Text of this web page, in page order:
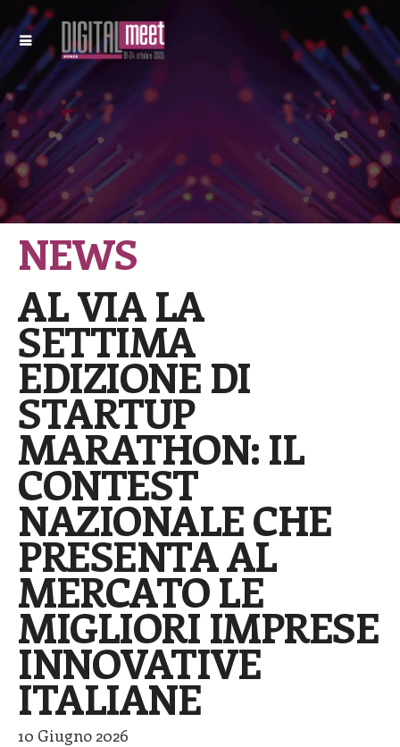
NEWS
AL VIA LA
SETTIMA
EDIZIONE DI
STARTUP
MARATHON: IL
CONTEST
NAZIONALE CHE
PRESENTA AL
MERCATO LE
MIGLIORI IMPRESE
INNOVATIVE
ITALIANE
10 Giugno 2026